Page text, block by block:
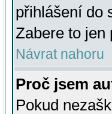
přihlášení do
Zabere to jen
Návrat nahoru
Proč jsem
Pokud